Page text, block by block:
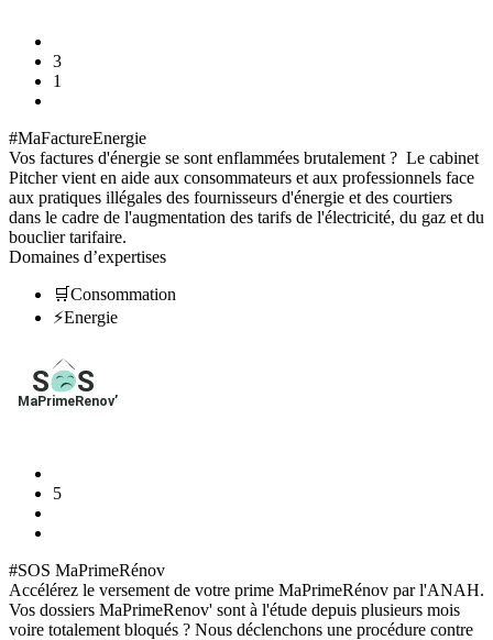
3
1
#MaFactureEnergie
Vos factures d'énergie se sont enflammées brutalement ? Le cabinet
Pitcher vient en aide aux consommateurs et aux professionnels face
aux pratiques illégales des fournisseurs d'énergie et des courtiers
dans le cadre de l'augmentation des tarifs de l'électricité, du gaz et du
bouclier tarifaire.
Domaines d’expertises
🛒Consommation
⚡Energie
Langues parlées avec les clients
🇫🇷Français
5
#SOS MaPrimeRénov
Accélérez le versement de votre prime MaPrimeRénov par l'ANAH.
Vos dossiers MaPrimeRenov' sont à l'étude depuis plusieurs mois
voire totalement bloqués ? Nous déclenchons une procédure contre